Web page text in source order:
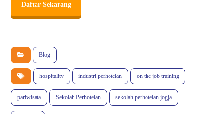
Daftar Sekarang
Blog
hospitality industri perhotelan on the job training
pariwisata Sekolah Perhotelan sekolah perhotelan jogja